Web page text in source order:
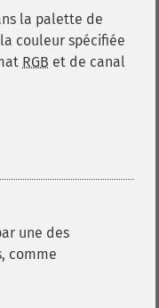
la palette de
couleur spécifiée
RGB et de canal
une des
comme